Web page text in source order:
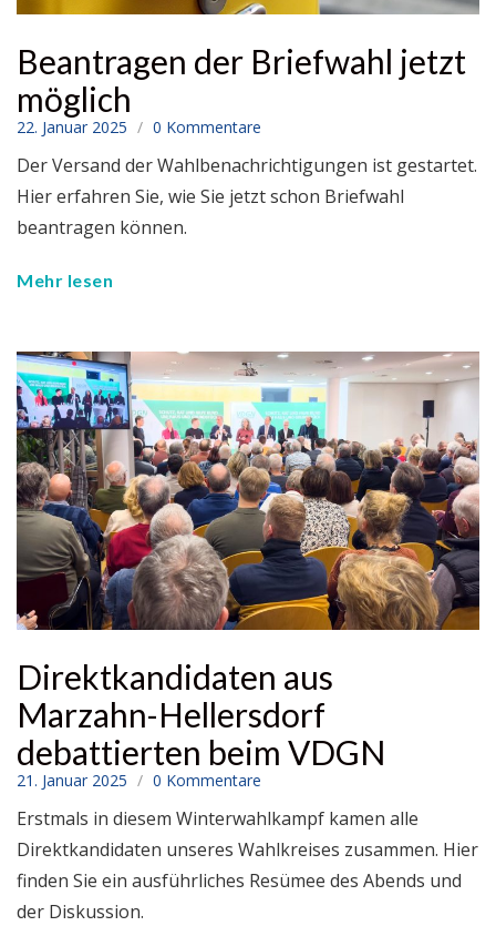
Beantragen der Briefwahl jetzt
möglich
22. Januar 2025 0 Kommentare
Der Versand der Wahlbenachrichtigungen ist gestartet.
Hier erfahren Sie, wie Sie jetzt schon Briefwahl
beantragen können.
Mehr lesen
Direktkandidaten aus
Marzahn-Hellersdorf
debattierten beim VDGN
21. Januar 2025 0 Kommentare
Erstmals in diesem Winterwahlkampf kamen alle
Direktkandidaten unseres Wahlkreises zusammen. Hier
finden Sie ein ausführliches Resümee des Abends und
der Diskussion.